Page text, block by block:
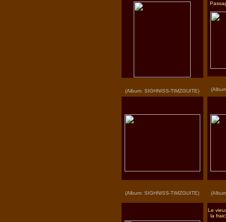
(Album: SIGHNISS-TIMZGUITE)
(Album: SIGHNISS-TIMZGUITE)
Le
la